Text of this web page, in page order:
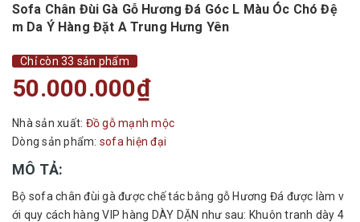
Sofa Chân Đùi Gà Gỗ Hương Đá Góc L Màu Óc Chó Đệ
m Da Ý Hàng Đặt A Trung Hưng Yên
Chỉ còn 33 sản phẩm
50.000.000₫
Nhà sản xuất: Đồ gỗ mạnh mộc
Dòng sản phẩm: sofa hiện đại
MÔ TẢ:
Bộ sofa chân đùi gà được chế tác bằng gỗ Hương Đá được làm v
ới quy cách hàng VIP hàng DÀY DẶN như sau: Khuôn tranh dày 4